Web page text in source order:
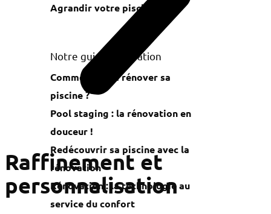
Agrandir votre piscine
Notre guide rénovation
Comment faire rénover sa
piscine ?
Pool staging : la rénovation en
douceur !
Redécouvrir sa piscine avec la
rénovation
Rénovation : la technologie au
service du confort
Raffinement et
personnalisation